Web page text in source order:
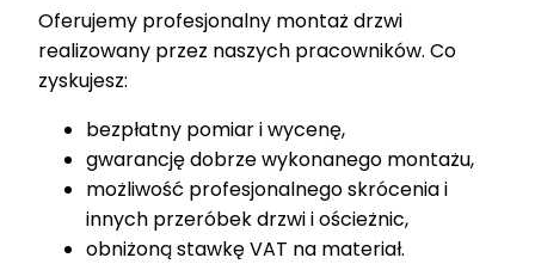
Oferujemy profesjonalny montaż drzwi
realizowany przez naszych pracowników. Co
zyskujesz:
bezpłatny pomiar i wycenę,
gwarancję dobrze wykonanego montażu,
możliwość profesjonalnego skrócenia i
innych przeróbek drzwi i ościeżnic,
obniżoną stawkę VAT na materiał.